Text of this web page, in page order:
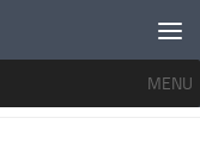
MENU